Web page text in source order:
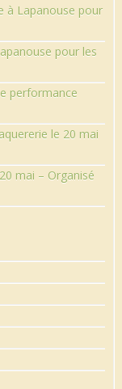
à Lapanouse pour
pour les
performance
le 20 mai
mai – Organisé